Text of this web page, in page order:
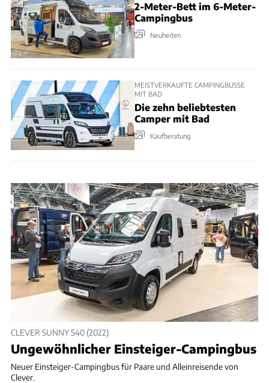
2-Meter-Bett im 6-Meter-
Campingbus
Neuheiten
MEISTVERKAUFTE CAMPINGBUSSE
MIT BAD
Die zehn beliebtesten
Camper mit Bad
Kaufberatung
CLEVER SUNNY 540 (2022)
Ungewöhnlicher Einsteiger-Campingbus
Neuer Einsteiger-Campingbus für Paare und Alleinreisende von
Clever.